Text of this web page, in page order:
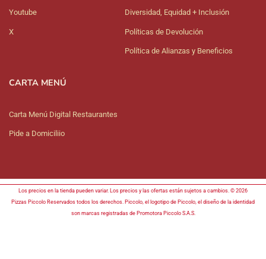
Youtube
X
Diversidad, Equidad + Inclusión
Políticas de Devolución
Política de Alianzas y Beneficios
CARTA MENÚ
Carta Menú Digital Restaurantes
Pide a Domiciliio
Los precios en la tienda pueden variar. Los precios y las ofertas están sujetos a cambios. © 2026
Pizzas Piccolo Reservados todos los derechos. Piccolo, el logotipo de Piccolo, el diseño de la identidad
son marcas registradas de Promotora Piccolo S.A.S.